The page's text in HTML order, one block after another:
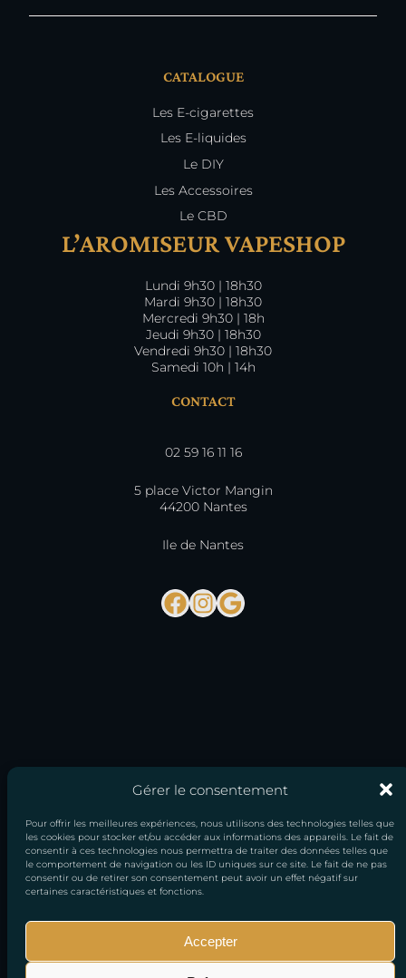
Gérer le consentement
Pour offrir les meilleures expériences, nous utilisons des technologies telles que
les cookies pour stocker et/ou accéder aux informations des appareils. Le fait de
consentir à ces technologies nous permettra de traiter des données telles que
le comportement de navigation ou les ID uniques sur ce site. Le fait de ne pas
consentir ou de retirer son consentement peut avoir un effet négatif sur
certaines caractéristiques et fonctions.
Accepter
CATALOGUE
Les E-cigarettes
Les E-liquides
Le DIY
Les Accessoires
Le CBD
L’AROMISEUR VAPESHOP
Lundi 9h30 | 18h30
Mardi 9h30 | 18h30
Mercredi 9h30 | 18h
Jeudi 9h30 | 18h30
Vendredi 9h30 | 18h30
Samedi 10h | 14h
CONTACT
02 59 16 11 16
5 place Victor Mangin
44200 Nantes
Ile de Nantes
Facebook
Instagram
Google
Conditions générales